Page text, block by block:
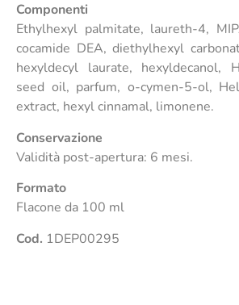
Componenti
Ethylhexyl palmitate, laureth-4,
cocamide DEA, diethylhexyl
hexyldecyl laurate, hexyldecanol,
seed oil, parfum, o-cymen-5-ol,
extract, hexyl cinnamal, limonene.
Conservazione
Validità post-apertura: 6 mesi.
Formato
Flacone da 100 ml
Cod. 1DEP00295